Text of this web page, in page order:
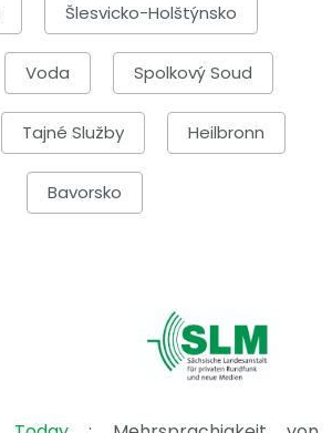
Šlesvicko-Holštýnsko
Voda Spolkový Soud
Tajné Služby Heilbronn
Bavorsko